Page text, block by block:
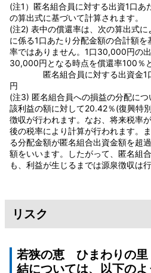
(注1）匿名組合員に対する出資1口あ
の算出式に基づいて計算されます。
(注2) 表中の償還率は、次の算出式
に係る1口あたり分配金額の合計額
率ではありません。1口30,000円の
30,000円となる時点を償還率100％
匿名組合員に対する出資金1口
円
(注3) 匿名組合員への損益の分配に
該利益の額に対して20.42％(復興特
徴収が行われます。なお、将来税率
後の税率により計算が行われます。
る分配金額が匿名組合出資金額を超
額をいいます。したがって、匿名組
も、利益が生じるまでは源泉徴収は行
リスク
若狭の恵 ひまわりの
結については、以下の